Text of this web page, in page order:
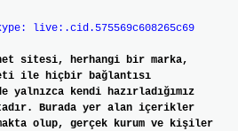
live:.cid.575569c608265c69
sitesi, herhangi bir marka,
ile hiçbir bağlantısı
yalnızca kendi hazırladığımız
Burada yer alan içerikler
olup, gerçek kurum ve kişiler